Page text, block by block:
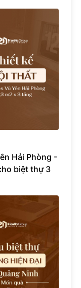
Hải Phòng -
biệt thự 3